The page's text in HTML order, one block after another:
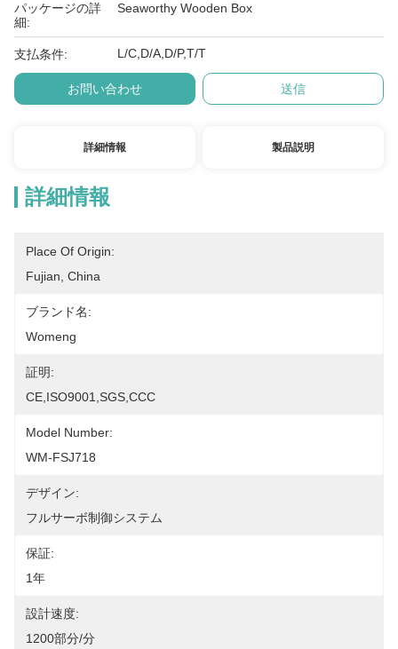
パッケージの詳
細:
Seaworthy Wooden Box
支払条件: L/C,D/A,D/P,T/T
お問い合わせ 送信
詳細情報 製品説明
詳細情報
Place Of Origin:
Fujian, China
ブランド名:
Womeng
証明:
CE,ISO9001,SGS,CCC
Model Number:
WM-FSJ718
デザイン:
フルサーボ制御システム
保証:
1年
設計速度:
1200部分/分